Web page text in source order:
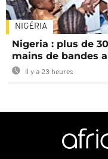
NIGÉRIA
Nigeria : plus de
mains de bandes
Il y a 23 heures